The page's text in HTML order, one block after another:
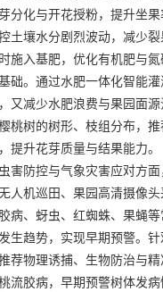
分化与开花授粉，提升坐
土壤水分剧烈波动，减少
施入基肥，优化有机肥与
础。通过水肥一体化智能
又减少水肥浪费与果园面
桃树的树形、枝组分布，
提升花芽质量与结果能力。
害防控与气象灾害应对方
人机巡田、果园高清摄像
病、蚜虫、红蜘蛛、果蝇
生趋势，实现早期预警。
荐物理诱捕、生物防治与
流胶病，早期预警树体发